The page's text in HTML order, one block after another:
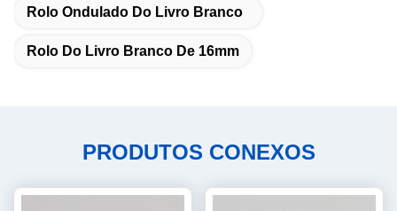
Rolo Ondulado Do Livro Branco
Rolo Do Livro Branco De 16mm
PRODUTOS CONEXOS